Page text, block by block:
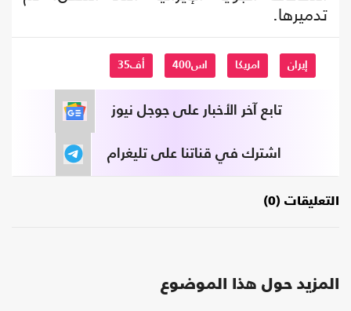
تدميرها.
إيران امريكا اس400 أف35
تابع آخر الأخبار على جوجل نيوز
اشترك في قناتنا على تليغرام
التعليقات (0)
المزيد حول هذا الموضوع